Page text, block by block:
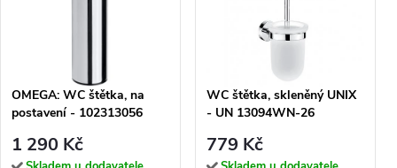
OMEGA: WC štětka, na
postavení - 102313056
1 290 Kč
WC štětka, skleněný UNIX
- UN 13094WN-26
779 Kč